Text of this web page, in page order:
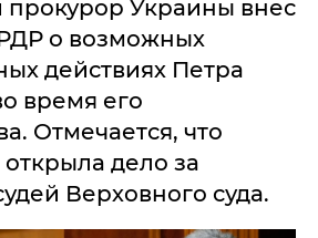
прокурор Украины внес
о возможных
действиях Петра
время его
Отмечается, что
дело за
Верховного суда.